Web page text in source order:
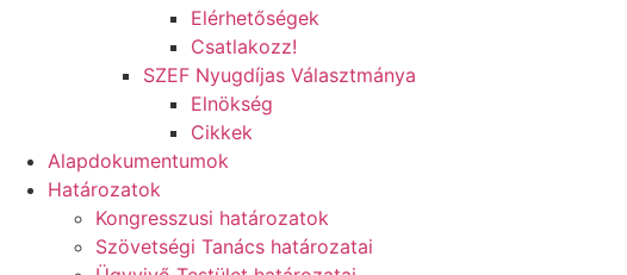
Elérhetőségek
Csatlakozz!
SZEF Nyugdíjas Választmánya
Elnökség
Cikkek
Alapdokumentumok
Határozatok
Kongresszusi határozatok
Szövetségi Tanács határozatai